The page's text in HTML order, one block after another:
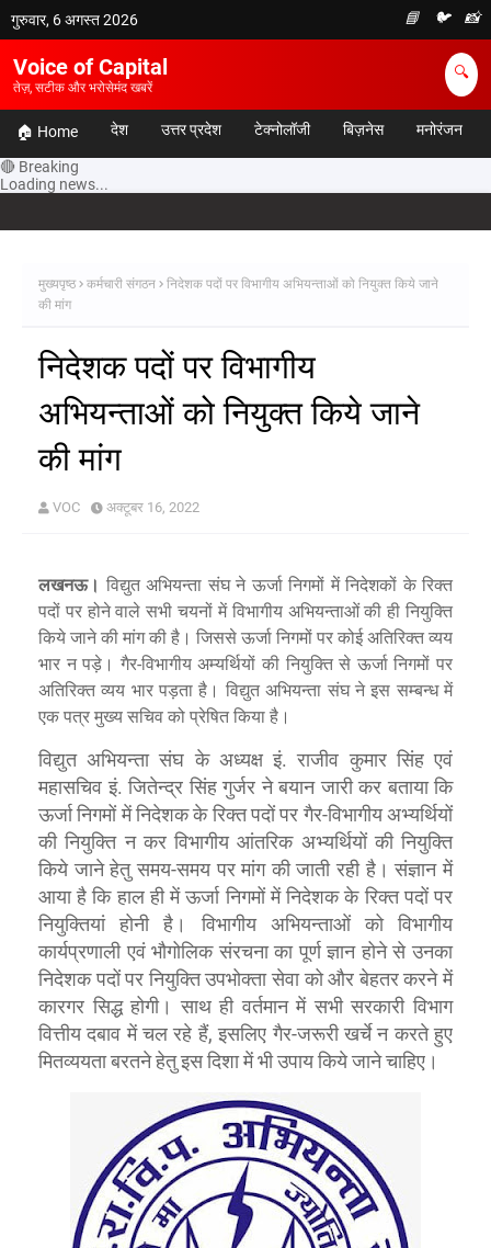
गुरुवार, 6 अगस्त 2026 📘 🐦 📸
Voice of Capital
तेज़, सटीक और भरोसेमंद खबरें
🔍
🏠 Home देश उत्तर प्रदेश टेक्नोलॉजी बिज़नेस मनोरंजन
🔴 Breaking
Loading news...
मुख्यपृष्ठ कर्मचारी संगठन
निदेशक पदों पर विभागीय अभियन्ताओं को नियुक्त किये जाने
की मांग
निदेशक पदों पर विभागीय
अभियन्ताओं को नियुक्त किये जाने
की मांग
VOC अक्टूबर 16, 2022
लखनऊ। विद्युत अभियन्ता संघ ने ऊर्जा निगमों में निदेशकों के रिक्त
पदों पर होने वाले सभी चयनों में विभागीय अभियन्ताओं की ही नियुक्ति
किये जाने की मांग की है। जिससे ऊर्जा निगमों पर कोई अतिरिक्त व्यय
भार न पड़े। गैर-विभागीय अम्यर्थियों की नियुक्ति से ऊर्जा निगमों पर
अतिरिक्त व्यय भार पड़ता है। विद्युत अभियन्ता संघ ने इस सम्बन्ध में
एक पत्र मुख्य सचिव को प्रेषित किया है।
विद्युत अभियन्ता संघ के अध्यक्ष इं. राजीव कुमार सिंह एवं
महासचिव इं. जितेन्द्र सिंह गुर्जर ने बयान जारी कर बताया कि
ऊर्जा निगमों में निदेशक के रिक्त पदों पर गैर-विभागीय अभ्यर्थियों
की नियुक्ति न कर विभागीय आंतरिक अभ्यर्थियों की नियुक्ति
किये जाने हेतु समय-समय पर मांग की जाती रही है। संज्ञान में
आया है कि हाल ही मेंऊर्जानिगमों में निदेशक के रिक्त पदों पर
नियुक्तियां होनी है। विभागीय अभियन्ताओं को विभागीय
कार्यप्रणाली एवं भौगोलिक संरचना का पूर्ण ज्ञान होने से उनका
निदेशक पदों पर नियुक्ति उपभोक्ता सेवा को और बेहतर करने में
कारगर सिद्ध होगी। साथ ही वर्तमान में सभी सरकारी विभाग
वित्तीय दबाव में चल रहे हैं, इसलिए गैर-जरूरी खर्चे न करते हुए
मितव्ययता बरतने हेतु इस दिशा में भी उपाय किये जाने चाहिए।